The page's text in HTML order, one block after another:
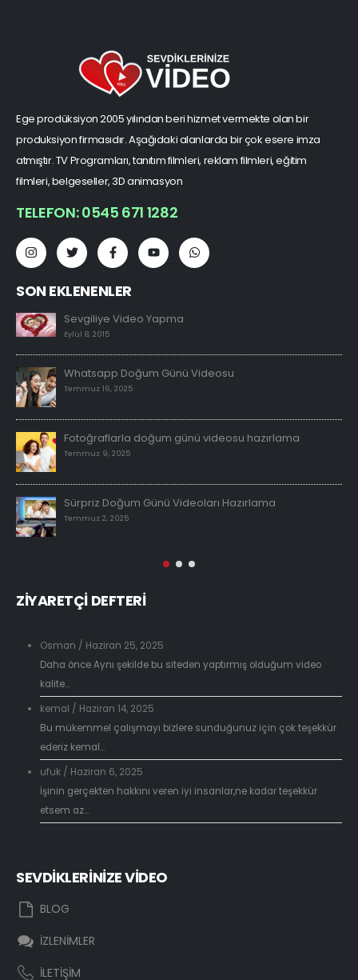
Ege prodüksiyon 2005 yılından beri hizmet vermekte olan bir
produksiyon firmasıdır. Aşağıdaki alanlarda bir çok esere imza
atmıştır. TV Programları, tanıtım filmleri, reklam filmleri, eğitim
filmleri, belgeseller, 3D animasyon
TELEFON: 0545 671 1282
SON EKLENENLER
Sevgiliye Video Yapma
Eylül 8, 2015
Whatsapp Doğum Günü Videosu
Temmuz 16, 2025
Fotoğraflarla doğum günü videosu hazırlama
Temmuz 9, 2025
Sürpriz Doğum Günü Videoları Hazırlama
Temmuz 2, 2025
ZİYARETÇİ DEFTERİ
Osman / Haziran 25, 2025
Daha önce Aynı şekilde bu siteden yaptırmış olduğum video
kalite...
kemal / Haziran 14, 2025
Bu mükemmel çalışmayı bizlere sunduğunuz için çok teşekkür
ederiz kemal...
ufuk/ Haziran 6, 2025
İşinin gerçekten hakkını veren iyi insanlar,ne kadar teşekkür
etsem az...
SEVDİKLERİNİZE VİDEO
BLOG
İZLENİMLER
İLETİŞİM